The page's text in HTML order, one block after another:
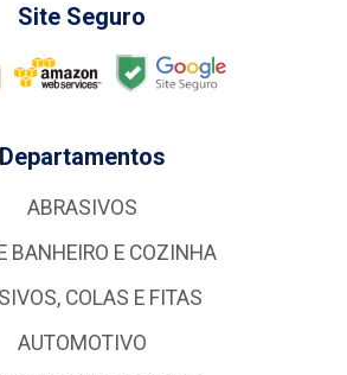
Site Seguro
Departamentos
ABRASIVOS
BANHEIRO E COZINHA
COLAS E FITAS
AUTOMOTIVO